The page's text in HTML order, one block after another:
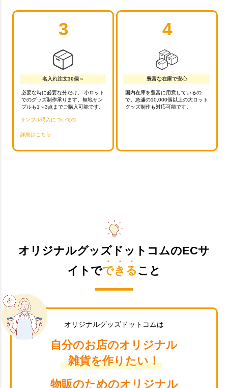
3
名入れ注文30個～
必要な時に必要な分だけ。 小ロット
でのグッズ制作承ります。無地サン
プルも1～3点までご購入可能です。
サンプル購入についての
詳細はこちら
4
豊富な在庫で安心
国内在庫を豊富に用意しているの
で、急遽の10,000個以上の大ロット
グッズ制作も対応可能です。
オリジナルグッズドットコムのECサ
イトでできる こと
オリジナルグッズドットコムは
自分のお店のオリジナル
雑貨を作りたい！
物販のためのオリジナル